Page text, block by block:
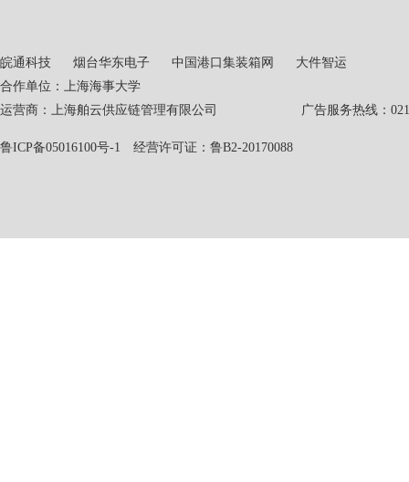
皖通科技 烟台华东电子 中国港口集装箱网
大件智运
合作单位：上海海事大学
运营商：上海舶云供应链管理有限公司 广告服务热线：021-
鲁ICP备05016100号-1 经营许可证：鲁B2-20170088